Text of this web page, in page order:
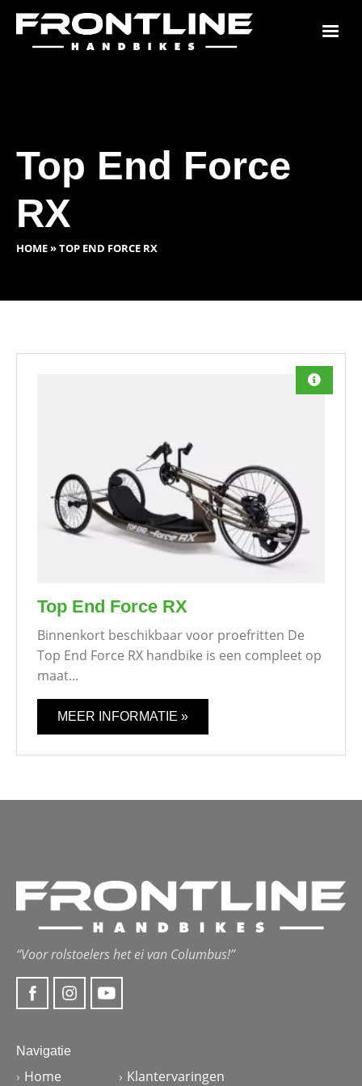
Top End Force
RX
HOME»TOP END FORCE RX
Top End Force RX
Binnenkort beschikbaar voor proefritten De
Top End Force RX handbike is een compleet op
maat...
MEER INFORMATIE »
“Voor rolstoelers het ei van Columbus!”
Navigatie
Home Klantervaringen